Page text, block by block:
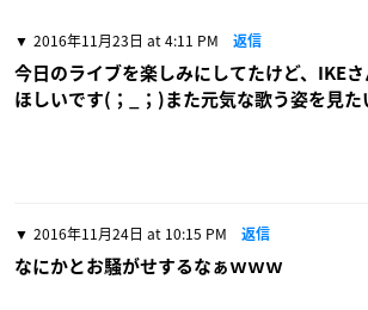
2016年11月23日 at 4:11 PM 返信
今日のライブを楽しみにしてたけど、IKE
ほしいです(；_；)また元気な歌う姿を見た
2016年11月24日 at 10:15 PM 返信
なにかとお騒がせするなぁｗｗｗ